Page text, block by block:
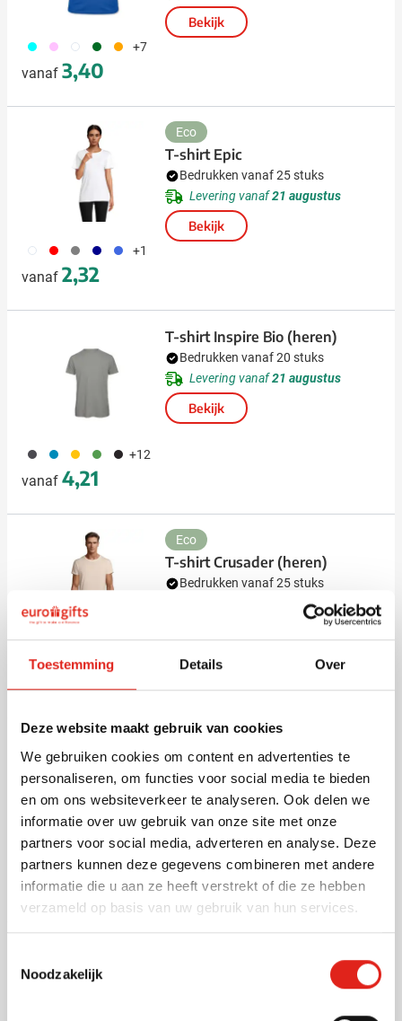
Toestemming Details Over
Deze website maakt gebruik van cookies
We gebruiken cookies om content en advertenties te
personaliseren, om functies voor social media te bieden
en om ons websiteverkeer te analyseren. Ook delen we
informatie over uw gebruik van onze site met onze
partners voor social media, adverteren en analyse. Deze
partners kunnen deze gegevens combineren met andere
informatie die u aan ze heeft verstrekt of die ze hebben
verzameld op basis van uw gebruik van hun services.
Noodzakelijk
166 376 002 134 007 +7
vanaf 3,40
Bekijk
002 008 559 538 948 +1
vanaf 2,32
Eco
T-shirt Epic
Bedrukken vanaf 25 stuks
Levering vanaf21 augustus
Bekijk
491 130 031 142 001 +12
vanaf 4,21
T-shirt Inspire Bio (heren)
Bedrukken vanaf 20 stuks
Levering vanaf21 augustus
Bekijk
vanaf
Eco
T-shirt Crusader (heren)
Bedrukken vanaf 25 stuks
21 augustus
492042010166 376+15
vanaf 3,68
T-shirt Pioneer (heren)
Bedrukken vanaf 25 stuks
Levering vanaf21 augustus
Bekijk